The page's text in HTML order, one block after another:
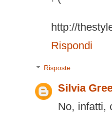
http://
Rispondi
Risposte
Silvia
No, infatti,